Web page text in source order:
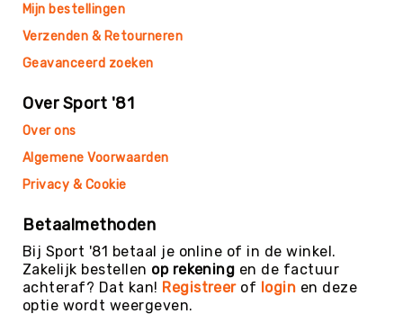
Trendsporten
/
Vechtsport
Zelfverdediging
Voetbal
Waterpolo
Yoga
&
Meditatie
Mijn bestellingen
Verzenden & Retourneren
Geavanceerd zoeken
Over Sport '81
Over ons
Algemene Voorwaarden
Privacy & Cookie
Betaalmethoden
Bij Sport '81 betaal je online of in de winkel.
Zakelijk bestellen op rekening en de factuur
achteraf? Dat kan! Registreerof login en deze
optie wordt weergeven.